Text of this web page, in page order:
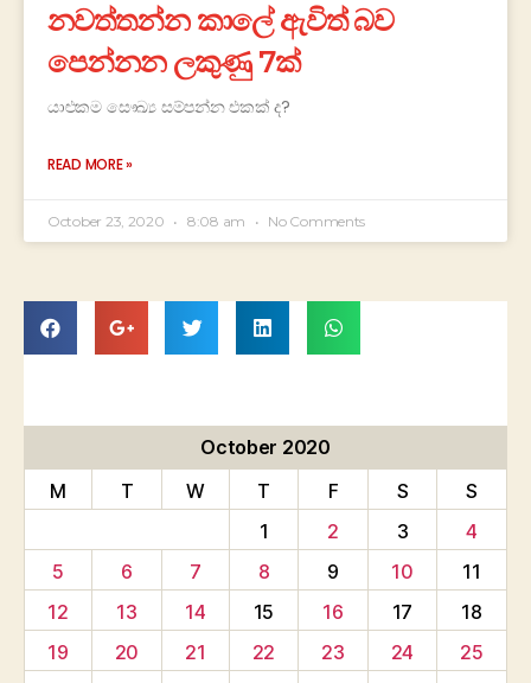
නවත්තන්න කාලේ ඇවිත් බව
පෙන්නන ලකුණු 7ක්
යාළුකම සෞඛ්‍ය සම්පන්න එකක් ද?
READ MORE »
October 23, 2020 8:08 am No Comments
October 2020
M
T W T F S
S
1
2 3
4
5
6 7 8 9 10
11
12
13 14 15 16 17
18
19
20 21 22 23 24
25